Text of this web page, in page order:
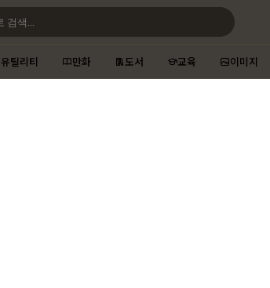
유틸리티 만화 도서 교육 이미지